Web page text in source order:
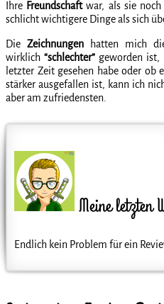
Ihre Freundschaftwar, als sie
schlicht wichtigere Dinge als sich
Die Zeichnungenhatten mich
wirklich“schlechter” geworden ist,
letzter Zeit gesehen habe oder ob
stärker ausgefallen ist, kann ich
aber am zufriedensten.
Meine letzten
Endlich kein Problem für ein